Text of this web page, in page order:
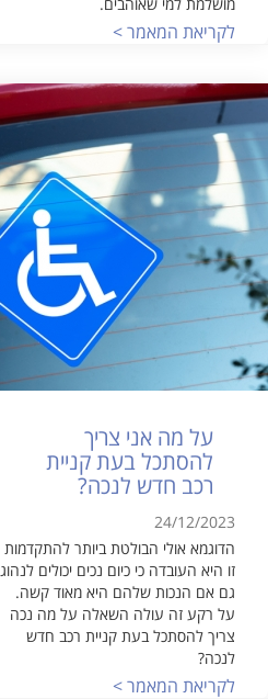
לקריאת המאמר >
על מה אני צריך
להסתכל בעת קניית
רכב חדש לנכה?
24/12/2023
הדוגמא אולי הבולטת ביותר להתקדמות
זו היא העובדה כי כיום נכים יכולים לנהוג
גם אם הנכות שלהם היא מאוד קשה.
על רקע זה עולה השאלה על מה נכה
צריך להסתכל בעת קניית רכב חדש
לנכה?
לקריאת המאמר >